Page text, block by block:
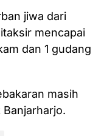
jiwa dari
mencapai
dan 1 gudang
masih